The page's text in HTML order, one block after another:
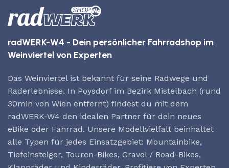
radWERK-W4 - Dein persönlicher Fahrradshop im
Weinviertel von Experten
Das Weinviertel ist bekannt für seine Radwege und
Raderlebnisse. In Poysdorf im Bezirk Mistelbach (rund
30min von Wien entfernt) findest du mit dem
radWERK-W4 den idealen Partner für dein neues
eBike oder Fahrrad. Unsere Modellvielfalt beinhaltet
alle Typen für jedes Einsatzgebiet: Mountainbike,
Tiefeinsteiger, Touren-Bikes, Gravel / Road-Bikes,